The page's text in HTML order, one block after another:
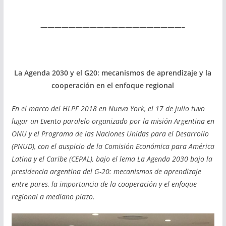
————————————————————–
La Agenda 2030 y el G20: mecanismos de aprendizaje y la
cooperación en el enfoque regional
En el marco del HLPF 2018 en Nueva York, el 17 de julio tuvo
lugar un Evento paralelo organizado por la misión Argentina en
ONU y el Programa de las Naciones Unidas para el Desarrollo
(PNUD), con el auspicio de la Comisión Económica para América
Latina y el Caribe (CEPAL), bajo el lema La Agenda 2030 bajo la
presidencia argentina del G-20: mecanismos de aprendizaje
entre pares, la importancia de la cooperación y el enfoque
regional a mediano plazo.